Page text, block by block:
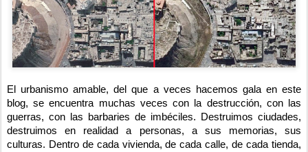
El urbanismo amable, del que a veces hacemos gala en este
blog, se encuentra muchas veces con la destrucción, con las
guerras, con las barbaries de imbéciles. Destruimos ciudades,
destruimos en realidad a personas, a sus memorias, sus
culturas. Dentro de cada vivienda, de cada calle, de cada tienda,